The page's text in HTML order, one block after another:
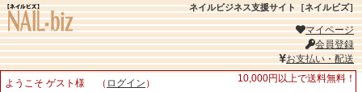
ネイルビジネス支援サイト［ネイルビズ］
マイページ
会員登録
お支払い・配送
ようこそ ゲスト様 （ ログイン ）
10,000円以上で送料無料！